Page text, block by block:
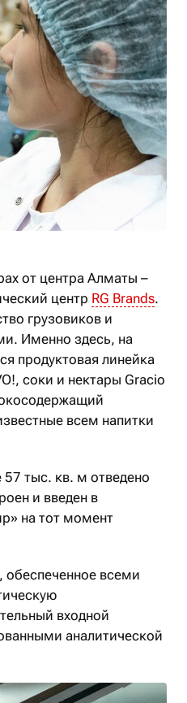
от центра Алматы –
центр RG Brands.
грузовиков и
Именно здесь, на
продуктовая линейка
соки и нектары Gracio
всем напитки
тыс. кв. м отведено
и введен в
на тот момент
обеспеченное всеми
входной
аналитической